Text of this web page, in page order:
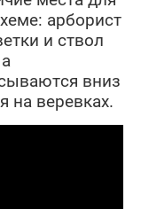
арборист
и ствол
вниз
на веревках.